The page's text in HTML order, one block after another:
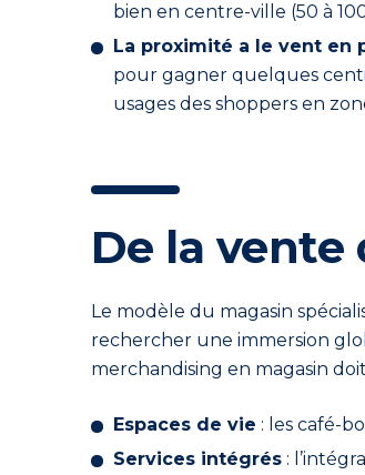
bien en centre-ville (50 à
La proximité a le vent en
pour gagner quelques
usages des shoppers en
De la vente
Le modèle du magasin
rechercher une immersion
merchandising en magasin
Espaces de vie : les café-
Services intégrés: